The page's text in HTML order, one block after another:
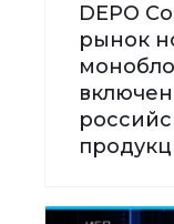
DEPO
рынок